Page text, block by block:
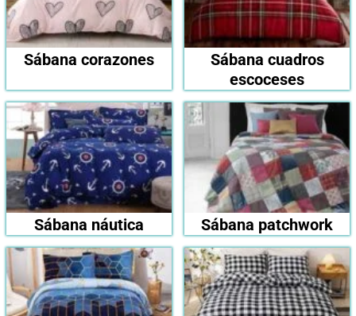
Sábana corazones
Sábana cuadros
escoceses
Sábana náutica Sábana patchwork